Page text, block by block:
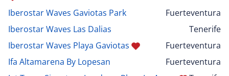
Iberostar Waves Gaviotas Park
Fuerteventura
Iberostar Waves Las Dalias
Tenerife
Iberostar Waves Playa Gaviotas
Fuerteventura
Ifa Altamarena By Lopesan
Fuerteventura